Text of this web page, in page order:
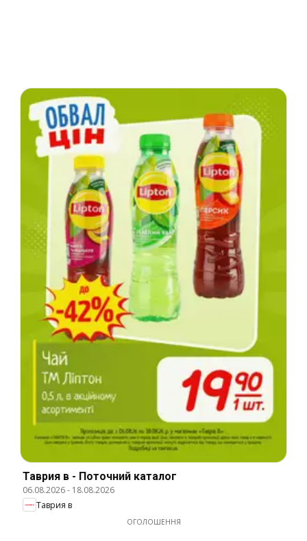
Таврия в - Поточний каталог
06.08.2026- 18.08.2026
Таврия в
ОГОЛОШЕННЯ